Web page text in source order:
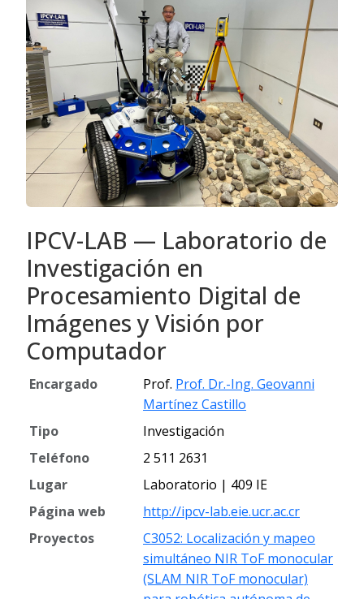
IPCV-LAB — Laboratorio de
Investigación en
Procesamiento Digital de
Imágenes y Visión por
Computador
Encargado Prof. Prof. Dr.-Ing. Geovanni
Martínez Castillo
Tipo
Investigación
Teléfono
2 511 2631
Lugar
Laboratorio | 409 IE
Página web
http://ipcv-lab.eie.ucr.ac.cr
Proyectos
C3052: Localización y mapeo
simultáneo NIR ToF monocular
(SLAM NIR ToF monocular)